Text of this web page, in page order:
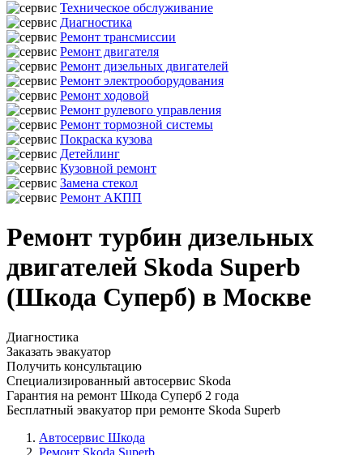
Техническое обслуживание
Диагностика
Ремонт трансмиссии
Ремонт двигателя
Ремонт дизельных двигателей
Ремонт электрооборудования
Ремонт ходовой
Ремонт рулевого управления
Ремонт тормозной системы
Покраска кузова
Детейлинг
Кузовной ремонт
Замена стекол
Ремонт АКПП
Ремонт турбин дизельных
двигателей Skoda Superb
(Шкода Суперб) в Москве
Диагностика
Заказать эвакуатор
Получить консультацию
Специализированный автосервис Skoda
Гарантия на ремонт Шкода Суперб 2 года
Бесплатный эвакуатор при ремонте Skoda Superb
Автосервис Шкода
Ремонт Skoda Superb